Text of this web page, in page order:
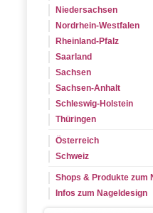
Niedersachsen
Nordrhein-Westfalen
Rheinland-Pfalz
Saarland
Sachsen
Sachsen-Anhalt
Schleswig-Holstein
Thüringen
Österreich
Schweiz
Shops & Produkte zum
Infos zum Nageldesign